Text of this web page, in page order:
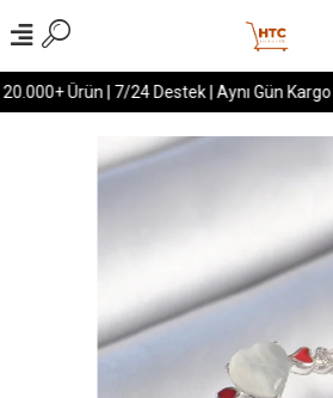
Ürün | 7/24 Destek | Aynı Gün Kargo